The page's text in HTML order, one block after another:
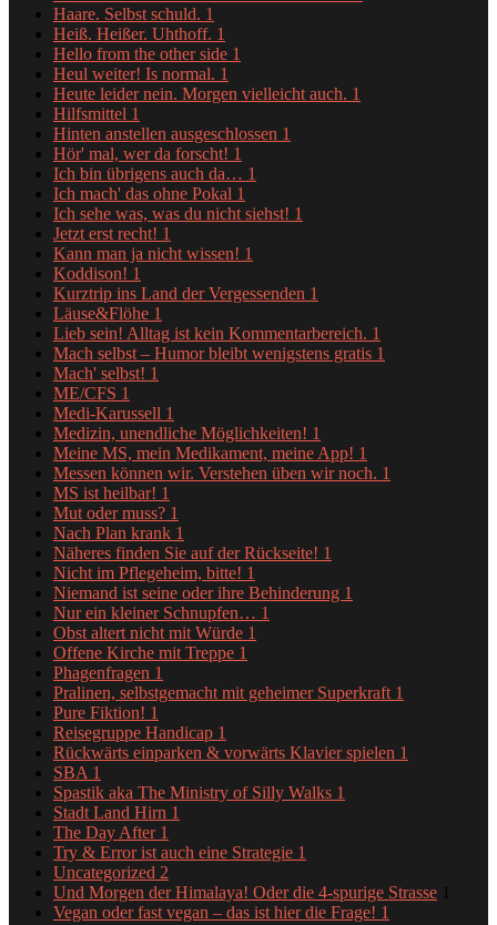
Haare. Selbst schuld. 1
Heiß. Heißer. Uhthoff. 1
Hello from the other side 1
Heul weiter! Is normal. 1
Heute leider nein. Morgen vielleicht auch. 1
Hilfsmittel 1
Hinten anstellen ausgeschlossen 1
Hör' mal, wer da forscht! 1
Ich bin übrigens auch da… 1
Ich mach' das ohne Pokal 1
Ich sehe was, was du nicht siehst! 1
Jetzt erst recht! 1
Kann man ja nicht wissen! 1
Koddison! 1
Kurztrip ins Land der Vergessenden 1
Läuse&Flöhe 1
Lieb sein! Alltag ist kein Kommentarbereich. 1
Mach selbst – Humor bleibt wenigstens gratis 1
Mach' selbst! 1
ME/CFS 1
Medi-Karussell 1
Medizin, unendliche Möglichkeiten! 1
Meine MS, mein Medikament, meine App! 1
Messen können wir. Verstehen üben wir noch. 1
MS ist heilbar! 1
Mut oder muss? 1
Nach Plan krank 1
Näheres finden Sie auf der Rückseite! 1
Nicht im Pflegeheim, bitte! 1
Niemand ist seine oder ihre Behinderung 1
Nur ein kleiner Schnupfen… 1
Obst altert nicht mit Würde 1
Offene Kirche mit Treppe 1
Phagenfragen 1
Pralinen, selbstgemacht mit geheimer Superkraft 1
Pure Fiktion! 1
Reisegruppe Handicap 1
Rückwärts einparken & vorwärts Klavier spielen 1
SBA 1
Spastik aka The Ministry of Silly Walks 1
Stadt Land Hirn 1
The Day After 1
Try & Error ist auch eine Strategie 1
Uncategorized 2
Und Morgen der Himalaya! Oder die 4-spurige Strasse 1
Vegan oder fast vegan – das ist hier die Frage! 1